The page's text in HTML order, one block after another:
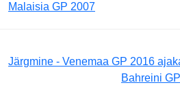
Malaisia GP 2007
Järgmine - Venemaa GP 2016
Bahreini